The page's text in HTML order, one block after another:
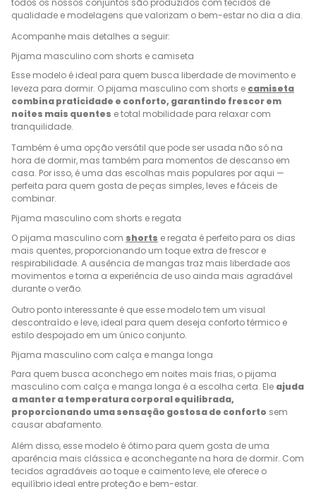
todos os nossos conjuntos são produzidos com tecidos de
qualidade e modelagens que valorizam o bem-estar no dia a dia.
Acompanhe mais detalhes a seguir:
Pijama masculino com shorts e camiseta
Esse modelo é ideal para quem busca liberdade de movimento e
leveza para dormir. O pijama masculino com shorts e camiseta
combina praticidade e conforto, garantindo frescor em
noites mais quentes e total mobilidade para relaxar com
tranquilidade.
Também é uma opção versátil que pode ser usada não só na
hora de dormir, mas também para momentos de descanso em
casa. Por isso, é uma das escolhas mais populares por aqui —
perfeita para quem gosta de peças simples, leves e fáceis de
combinar.
Pijama masculino com shorts e regata
O pijama masculino com shorts e regata é perfeito para os dias
mais quentes, proporcionando um toque extra de frescor e
respirabilidade. A ausência de mangas traz mais liberdade aos
movimentos e torna a experiência de uso ainda mais agradável
durante o verão.
Outro ponto interessante é que esse modelo tem um visual
descontraído e leve, ideal para quem deseja conforto térmico e
estilo despojado em um único conjunto.
Pijama masculino com calça e manga longa
Para quem busca aconchego em noites mais frias, o pijama
masculino com calça e manga longa é a escolha certa. Ele ajuda
a manter a temperatura corporal equilibrada,
proporcionando uma sensação gostosa de conforto sem
causar abafamento.
Além disso, esse modelo é ótimo para quem gosta de uma
aparência mais clássica e aconchegante na hora de dormir. Com
tecidos agradáveis ao toque e caimento leve, ele oferece o
equilíbrio ideal entre proteção e bem-estar.